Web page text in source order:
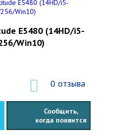
E5480 (14HD/i5-
Win10)
0 отзыва
Сообщить,
когда появится